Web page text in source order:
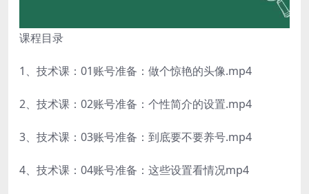
课程目录
1、技术课：01账号准备：做个惊艳的头像.mp4
2、技术课：02账号准备：个性简介的设置.mp4
3、技术课：03账号准备：到底要不要养号.mp4
4、技术课：04账号准备：这些设置看情况mp4